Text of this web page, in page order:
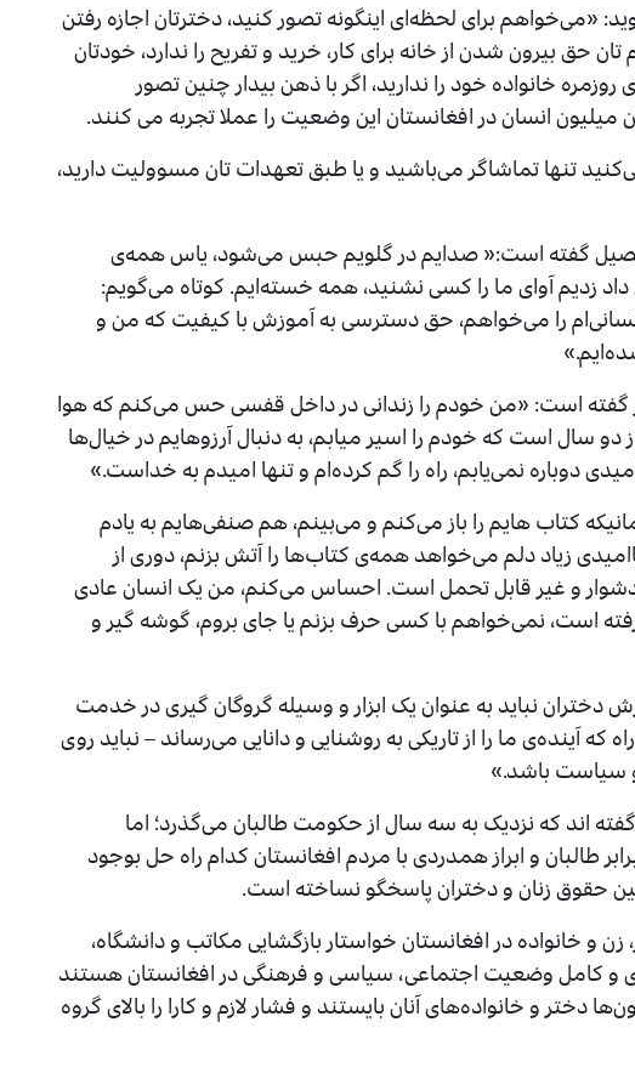
«می‌خواهم برای لحظه‌ای اینگونه تصور کنید، دخترتان اجازه رفتن
حق بیرون شدن از خانه برای کار، خرید و تفریح را ندارد، خودتان
روزمره خانواده خود را ندارید، اگر با ذهن بیدار چنین تصور
انسان در افغانستان این وضعیت را عملا تجربه می کنند.
تنها تماشاگر می‌باشید و یا طبق تعهدات تان مسوولیت دارید،
تحصیل گفته است:« صدایم در گلویم حبس می‌شود، یاس همه‌ی
زدیم آوای ما را کسی نشنید، همه خسته‌ایم. کوتاه می‌گویم:
را می‌خواهم، حق دسترسی به آموزش با کیفیت که من و
گفته است: «من خودم را زندانی در داخل قفسی حس می‌کنم که هوا
سال است که خودم را اسیر میابم، به دنبال آرزوهایم در خیال‌ها
دوباره نمی‌یابم، راه را گم کرده‌ام و تنها امیدم به خداست.»
کتاب هایم را باز می‌کنم و می‌بینم، هم صنفی‌هایم به یادم
زیاد دلم می‌خواهد همه‌ی کتاب‌ها را آتش بزنم، دوری از
و غیر قابل تحمل است. احساس می‌کنم، من یک انسان عادی
است، نمی‌خواهم با کسی حرف بزنم یا جای بروم، گوشه گیر و
دختران نباید به عنوان یک ابزار و وسیله گروگان گیری در خدمت
آینده‌ی ما را از تاریکی به روشنایی و دانایی می‌رساند – نباید روی
سیاست باشد.»
اند که نزدیک به سه سال از حکومت طالبان می‌گذرد؛ اما
طالبان و ابراز همدردی با مردم افغانستان کدام راه حل بوجود
حقوق زنان و دختران پاسخگو نساخته است.
و خانواده در افغانستان خواستار بازگشایی مکاتب و دانشگاه،
و کامل وضعیت اجتماعی، سیاسی و فرهنگی در افغانستان هستند
دختر و خانواده‌های آنان بایستند و فشار لازم و کارا را بالای گروه